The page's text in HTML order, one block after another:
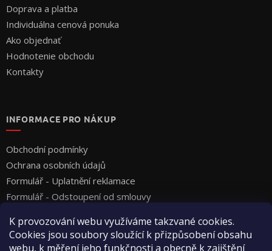
K provozování webu využíváme takzvané cookies.
Cookies jsou soubory sloužící k přizpůsobení obsahu
webu, k měření jeho funkčnosti a obecně k zajištění
Doprava a platba
Individuálna cenová ponuka
Ako objednať
Hodnotenie obchodu
Kontakty
INFORMACE PRO NÁKUP
Obchodní podmínky
Ochrana osobních údajů
Formulář - Uplatnění reklamace
Formulář - Odstoupení od smlouvy